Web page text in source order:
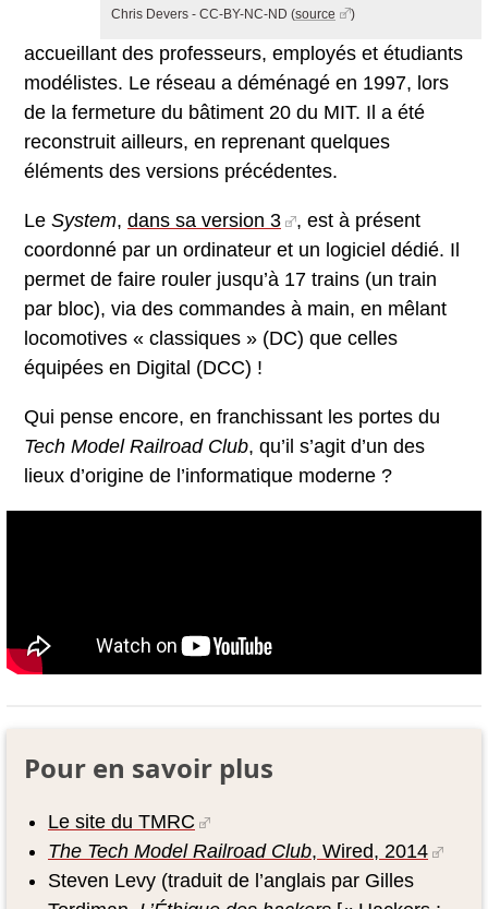
Chris Devers - CC-BY-NC-ND (source )
accueillant des professeurs, employés et étudiants
modélistes. Le réseau a déménagé en 1997, lors
de la fermeture du bâtiment 20 du MIT. Il a été
reconstruit ailleurs, en reprenant quelques
éléments des versions précédentes.
Le System, dans sa version 3
, est à présent
coordonné par un ordinateur et un logiciel dédié. Il
permet de faire rouler jusqu’à 17 trains (un train
par bloc), via des commandes à main, en mêlant
locomotives « classiques » (DC) que celles
équipées en Digital (DCC) !
Qui pense encore, en franchissant les portes du
Tech Model Railroad Club, qu’il s’agit d’un des
lieux d’origine de l’informatique moderne ?
Pour en savoir plus
Le site du TMRC
The Tech Model Railroad Club, Wired, 2014
Steven Levy (traduit de l’anglais par Gilles